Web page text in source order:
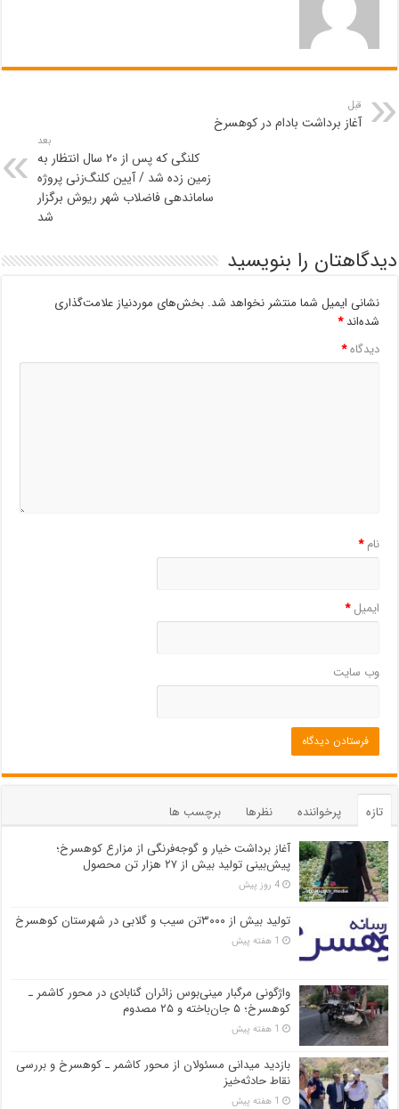
قبل
آغاز برداشت بادام در کوهسرخ
بعد
کلنگی که پس از ۲۰ سال انتظار به
زمین زده شد / آیین کلنگ‌زنی پروژه
ساماندهی فاضلاب شهر ریوش برگزار
شد
دیدگاهتان را بنویسید
نشانی ایمیل شما منتشر نخواهد شد. بخش‌های موردنیاز علامت‌گذاری
شده‌اند*
دیدگاه*
نام*
ایمیل*
وب‌ سایت
تازه پرخواننده نظرها
برچسب ها
آغاز برداشت خیار و گوجه‌فرنگی از مزارع کوهسرخ؛
پیش‌بینی تولید بیش از ۲۷ هزار تن محصول
4 روز پیش
تولید بیش از ۳۰۰۰تن سیب و گلابی در شهرستان کوهسرخ
1 هفته پیش
واژگونی مرگبار مینی‌بوس زائران گنابادی در محور کاشمر ـ
کوهسرخ؛ ۵ جان‌باخته و ۲۵ مصدوم
1 هفته پیش
بازدید میدانی مسئولان از محور کاشمر ـ کوهسرخ و بررسی
نقاط حادثه‌خیز
1 هفته پیش